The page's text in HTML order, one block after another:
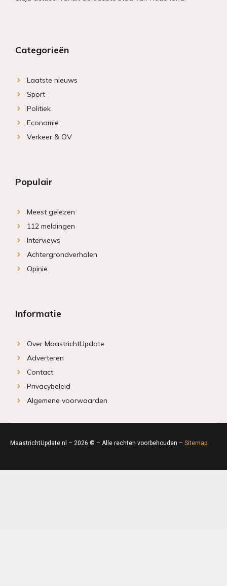
Categorieën
Laatste nieuws
Sport
Politiek
Economie
Verkeer & OV
Populair
Meest gelezen
112 meldingen
Interviews
Achtergrondverhalen
Opinie
Informatie
Over MaastrichtUpdate
Adverteren
Contact
Privacybeleid
Algemene voorwaarden
MaastrichtUpdate.nl – 2026 © – Alle rechten voorbehouden – Sitemap